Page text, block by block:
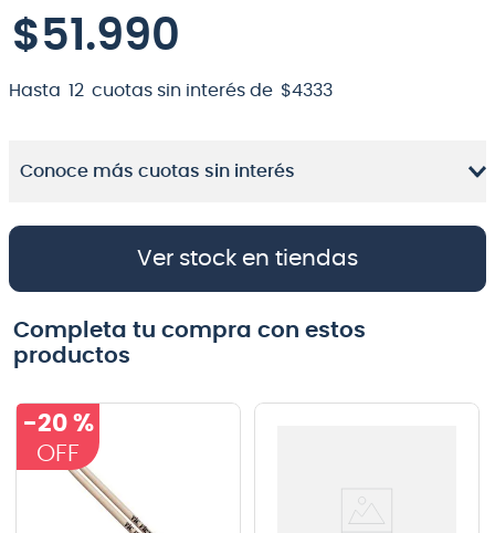
$51 .990
Hasta 12 cuotas sin interés de $4333
Conoce más cuotas sin interés
Ver stock en tiendas
Completa tu compra con estos
productos
-20 %
10. violin